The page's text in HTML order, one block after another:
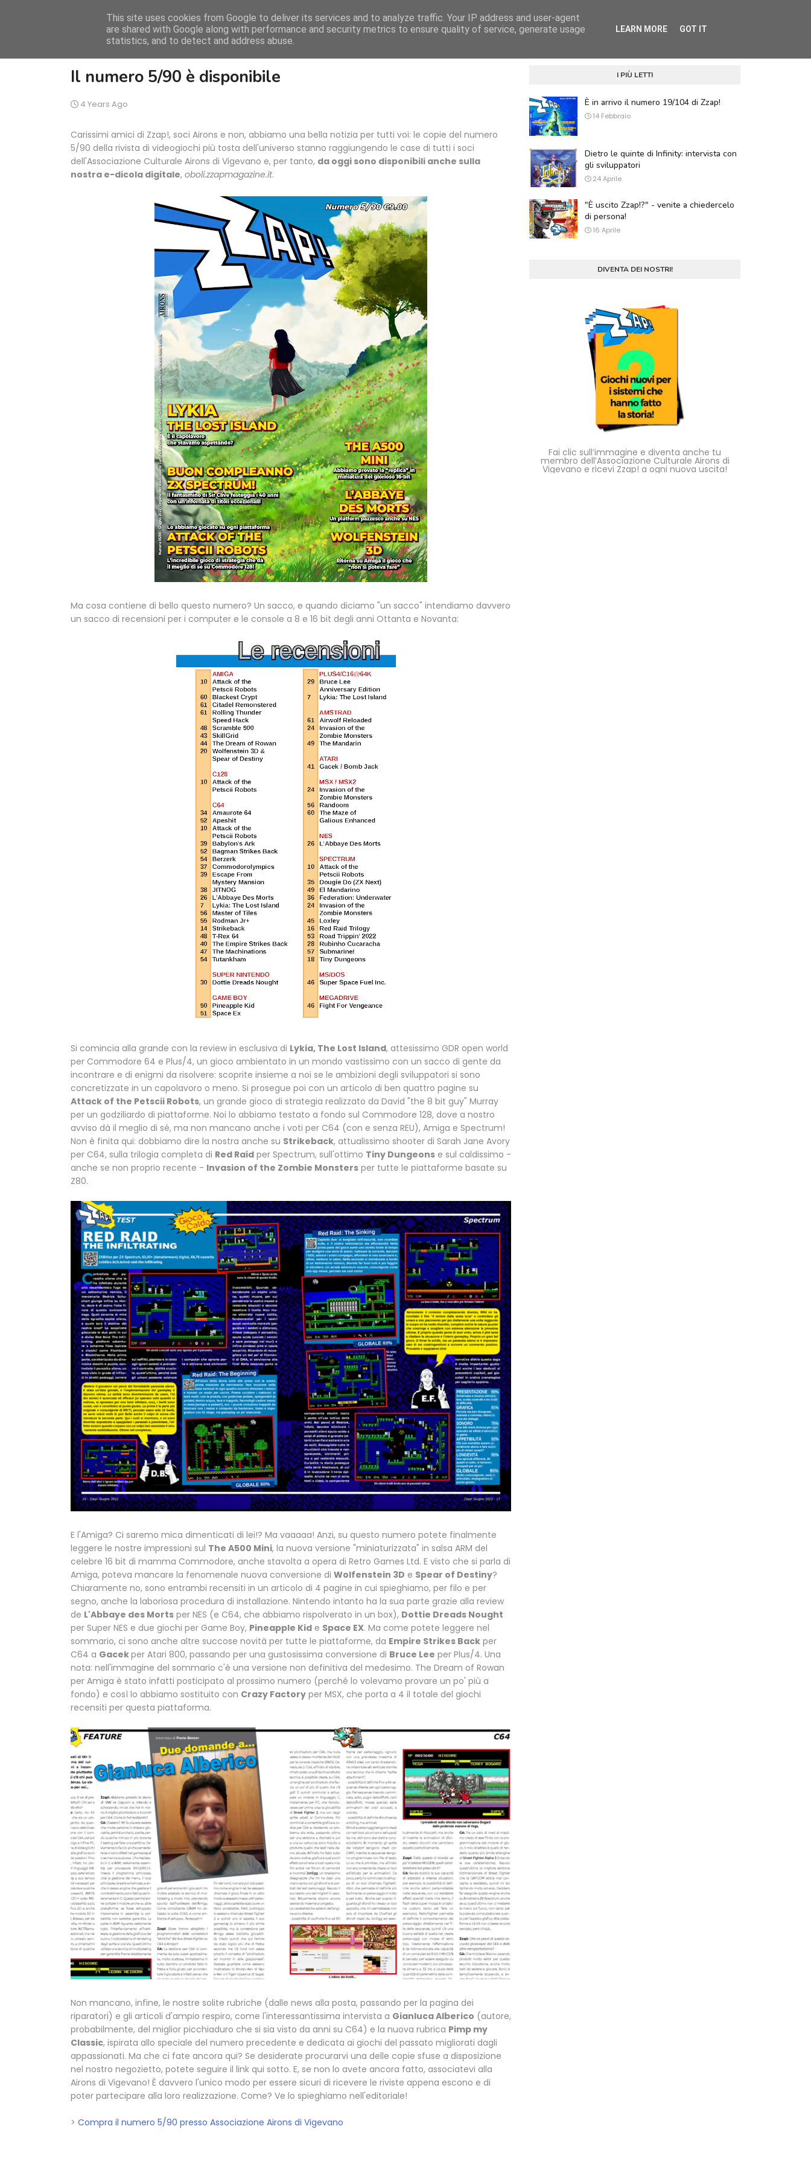
HOME ASSOCIAZIONE AIRONS DOWNLOAD GRATUITI
Il numero 5/90 è disponibile
4 Years Ago
Carissimi amici di Zzap!, soci Airons e non, abbiamo una bella notizia per tutti voi: le copie del numero
5/90 della rivista di videogiochi più tosta dell'universo stanno raggiungendo le case di tutti i soci
dell'Associazione Culturale Airons di Vigevano e, per tanto, da oggi sono disponibili anche sulla
nostra e-dicola digitale, oboli.zzapmagazine.it.
Ma cosa contiene di bello questo numero? Un sacco, e quando diciamo "un sacco" intendiamo davvero
un sacco di recensioni per i computer e le console a 8 e 16 bit degli anni Ottanta e Novanta:
Si comincia alla grande con la review in esclusiva di Lykia, The Lost Island, attesissimo GDR open world
per Commodore 64 e Plus/4, un gioco ambientato in un mondo vastissimo con un sacco di gente da
incontrare e di enigmi da risolvere: scoprite insieme a noi se le ambizioni degli sviluppatori si sono
concretizzate in un capolavoro o meno. Si prosegue poi con un articolo di ben quattro pagine su
Attack of the Petscii Robots, un grande gioco di strategia realizzato da David "the 8 bit guy" Murray
per un godziliardo di piattaforme. Noi lo abbiamo testato a fondo sul Commodore 128, dove a nostro
avviso dà il meglio di sé, ma non mancano anche i voti per C64 (con e senza REU), Amiga e Spectrum!
Non è finita qui: dobbiamo dire la nostra anche su Strikeback, attualissimo shooter di Sarah Jane Avory
per C64, sulla trilogia completa di Red Raid per Spectrum, sull'ottimo Tiny Dungeons e sul caldissimo -
anche se non proprio recente - Invasion of the Zombie Monsters per tutte le piattaforme basate su
Z80.
E l'Amiga? Ci saremo mica dimenticati di lei!? Ma vaaaaa! Anzi, su questo numero potete finalmente
leggere le nostre impressioni sul The A500 Mini, la nuova versione "miniaturizzata" in salsa ARM del
celebre 16 bit di mamma Commodore, anche stavolta a opera di Retro Games Ltd. E visto che si parla di
Amiga, poteva mancare la fenomenale nuova conversione di Wolfenstein 3D e Spear of Destiny?
Chiaramente no, sono entrambi recensiti in un articolo di 4 pagine in cui spieghiamo, per filo e per
segno, anche la laboriosa procedura di installazione. Nintendo intanto ha la sua parte grazie alla review
de L'Abbaye des Morts per NES (e C64, che abbiamo rispolverato in un box), Dottie Dreads Nought
per Super NES e due giochi per Game Boy, Pineapple Kid e Space EX. Ma come potete leggere nel
sommario, ci sono anche altre succose novità per tutte le piattaforme, da Empire Strikes Back per
C64 a Gacekper Atari 800, passando per una gustosissima conversione di Bruce Lee per Plus/4. Una
nota: nell'immagine del sommario c'è una versione non definitiva del medesimo. The Dream of Rowan
per Amiga è stato infatti posticipato al prossimo numero (perché lo volevamo provare un po' più a
fondo) e così lo abbiamo sostituito con Crazy Factory per MSX, che porta a 4 il totale del giochi
recensiti per questa piattaforma.
Non mancano, infine, le nostre solite rubriche (dalle news alla posta, passando per la pagina dei
riparatori) e gli articoli d'ampio respiro, come l'interessantissima intervista a Gianluca Alberico (autore,
probabilmente, del miglior picchiaduro che si sia visto da anni su C64) e la nuova rubrica Pimp my
Classic, ispirata allo speciale del numero precedente e dedicata ai giochi del passato migliorati dagli
appassionati. Ma che ci fate ancora qui? Se desiderate procurarvi una delle copie sfuse a disposizione
nel nostro negozietto, potete seguire il link qui sotto. E, se non lo avete ancora fatto, associatevi alla
Airons di Vigevano! È davvero l'unico modo per essere sicuri di ricevere le riviste appena escono e di
poter partecipare alla loro realizzazione. Come? Ve lo spieghiamo nell'editoriale!
> Compra il numero 5/90 presso Associazione Airons di Vigevano
I PIÙ LETTI
È in arrivo il numero 19/104 di Zzap!
14 Febbraio
Dietro le quinte di Infinity: intervista con
gli sviluppatori
24 Aprile
"È uscito Zzap!?" - venite a chiedercelo
di persona!
16 Aprile
DIVENTA DEI NOSTRI!
Fai clic sull’immagine e diventa anche tu
membro dell’Associazione Culturale Airons di
Vigevano e ricevi Zzap! a ogni nuova uscita!
This site uses cookies from Google to deliver its services and to analyze traffic. Your IP address and user-agent
are shared with Google along with performance and security metrics to ensure quality of service, generate usage
statistics, and to detect and address abuse.
LEARN MORE GOT IT